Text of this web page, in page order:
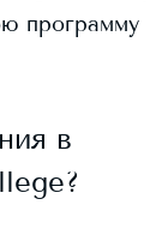
программу
в
?